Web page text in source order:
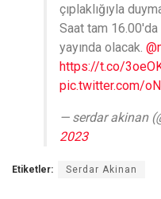
çıplaklığıyla
Saat tam 16.00'da
yayında olacak.
https://t.co/
pic.twitter.com/
— serdar akinan
2023
Etiketler: Serdar Akinan